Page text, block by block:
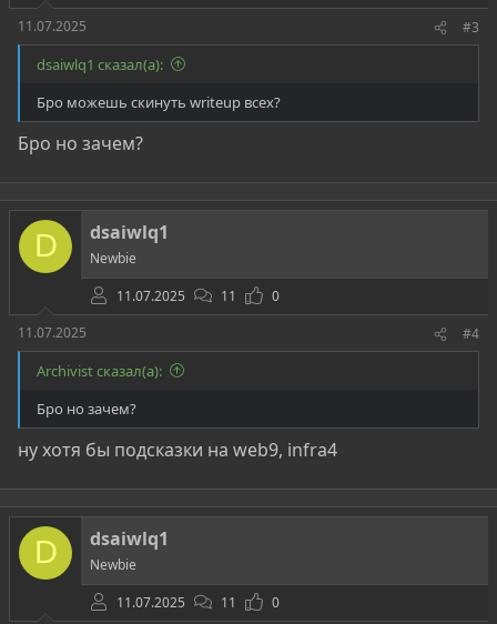
11.07.2025
#3
dsaiwlq1 сказал(а):
Бро можешь скинуть writeup всех?
Бро но зачем?
D dsaiwlq1
Newbie
11.07.2025
11
0
11.07.2025
#4
Archivist сказал(а):
Бро но зачем?
ну хотя бы подсказки на web9, infra4
D dsaiwlq1
Newbie
11.07.2025
11 0